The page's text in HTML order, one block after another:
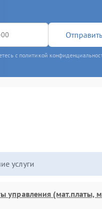
с политикой
услуги
управления (мат.платы,